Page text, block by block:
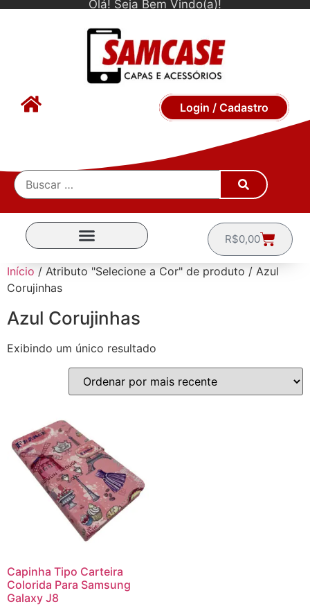
Olá! Seja Bem Vindo(a)!
Login / Cadastro
R$0,00
Início / Atributo "Selecione a Cor" de produto / Azul
Corujinhas
Azul Corujinhas
Exibindo um único resultado
Capinha Tipo Carteira
Colorida Para Samsung
Galaxy J8